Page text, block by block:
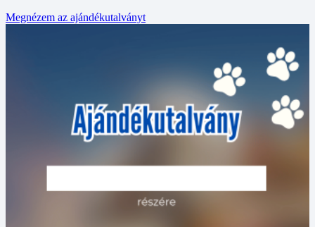
Megnézem az ajándékutalványt